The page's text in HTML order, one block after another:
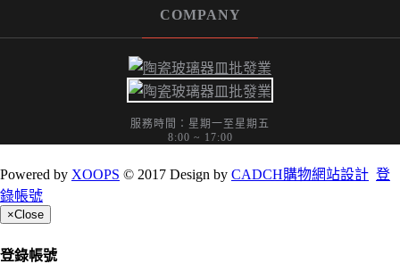
COMPANY
服務時間：星期一至星期五
8:00 ~ 17:00
Powered by XOOPS © 2017 Design by CADCH購物網站設計 登
錄帳號
×Close
登錄帳號